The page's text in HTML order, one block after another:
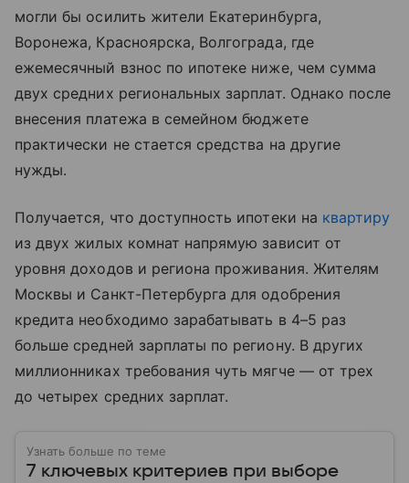
могли бы осилить жители Екатеринбурга,
Воронежа, Красноярска, Волгограда, где
ежемесячный взнос по ипотеке ниже, чем сумма
двух средних региональных зарплат. Однако после
внесения платежа в семейном бюджете
практически не стается средства на другие
нужды.
Получается, что доступность ипотеки на квартиру
из двух жилых комнат напрямую зависит от
уровня доходов и региона проживания. Жителям
Москвы и Санкт-Петербурга для одобрения
кредита необходимо зарабатывать в 4–5 раз
больше средней зарплаты по региону. В других
миллионниках требования чуть мягче — от трех
до четырех средних зарплат.
Узнать больше по теме
7 ключевых критериев при выборе